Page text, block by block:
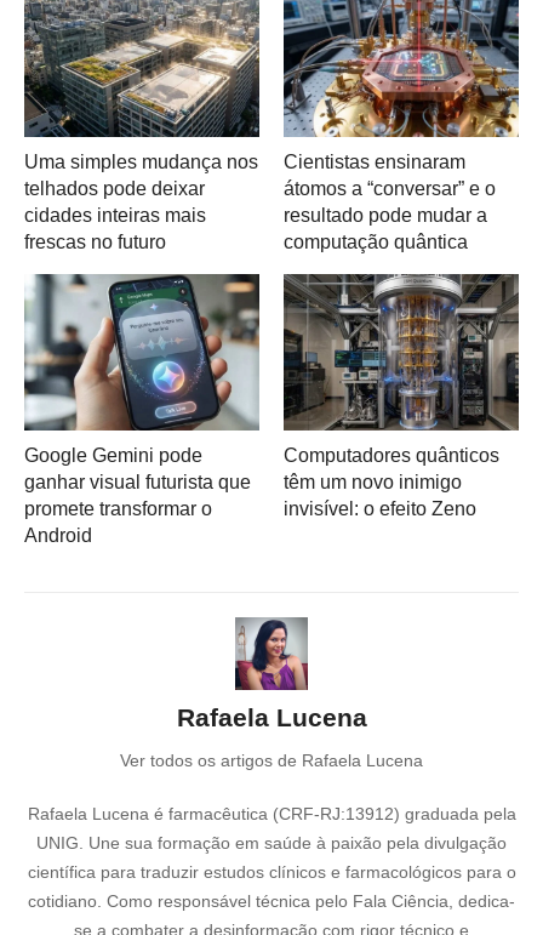
Uma simples mudança nos
telhados pode deixar
cidades inteiras mais
frescas no futuro
Cientistas ensinaram
átomos a “conversar” e o
resultado pode mudar a
computação quântica
Google Gemini pode
ganhar visual futurista que
promete transformar o
Android
Computadores quânticos
têm um novo inimigo
invisível: o efeito Zeno
Rafaela Lucena
Ver todos os artigos de Rafaela Lucena
Rafaela Lucena é farmacêutica (CRF-RJ:13912) graduada pela
UNIG. Une sua formação em saúde à paixão pela divulgação
científica para traduzir estudos clínicos e farmacológicos para o
cotidiano. Como responsável técnica pelo Fala Ciência, dedica-
se a combater a desinformação com rigor técnico e